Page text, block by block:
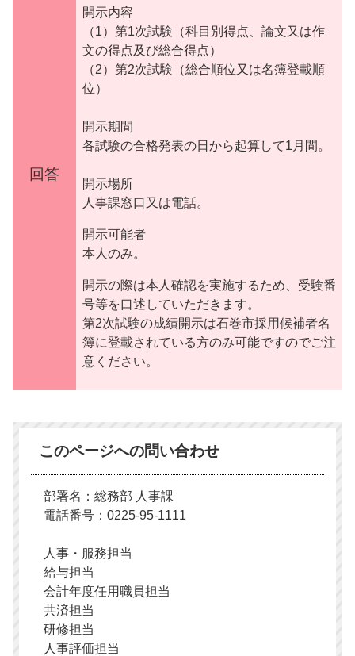
回答
開示内容
（1）第1次試験（科目別得点、論文又は作
文の得点及び総合得点）
（2）第2次試験（総合順位又は名簿登載順
位）
開示期間
各試験の合格発表の日から起算して1月間。
開示場所
人事課窓口又は電話。
開示可能者
本人のみ。
開示の際は本人確認を実施するため、受験番
号等を口述していただきます。
第2次試験の成績開示は石巻市採用候補者名
簿に登載されている方のみ可能ですのでご注
意ください。
このページへの問い合わせ
部署名：総務部 人事課
電話番号：0225-95-1111
人事・服務担当
給与担当
会計年度任用職員担当
共済担当
研修担当
人事評価担当